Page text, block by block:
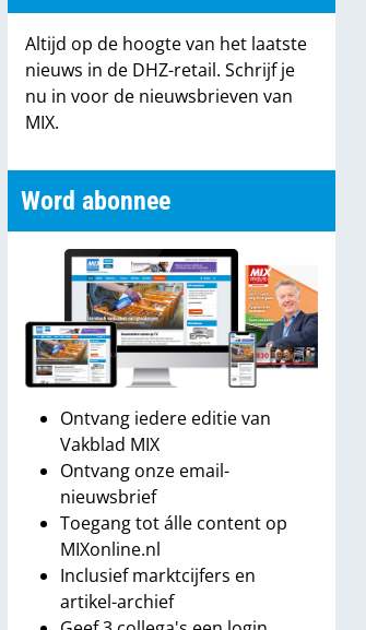
Altijd op de hoogte van het laatste
nieuws in de DHZ-retail. Schrijf je
nu in voor de nieuwsbrieven van
MIX.
Word abonnee
Ontvang iedere editie van
Vakblad MIX
Ontvang onze email-
nieuwsbrief
Toegang tot álle content op
MIXonline.nl
Inclusief marktcijfers en
artikel-archief